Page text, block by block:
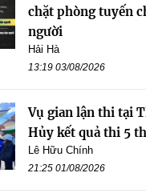
chặt phòng tuyến
người
Hải Hà
13:19 03/08/2026
Vụ gian lận thi tại
Hủy kết quả thi 5
Lê Hữu Chính
21:25 01/08/2026